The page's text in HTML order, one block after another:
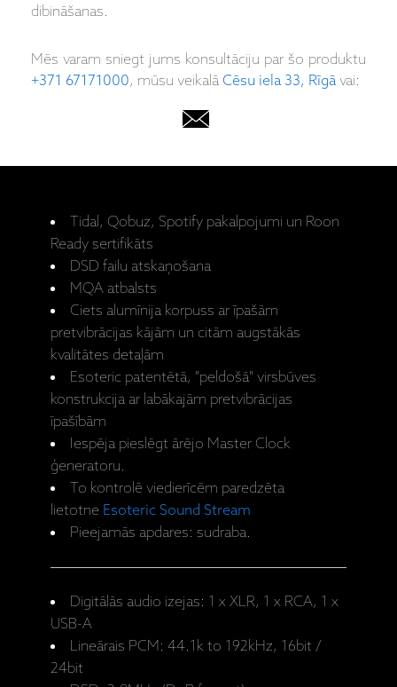
dibināšanas.
Mēs varam sniegt jums konsultāciju par šo produktu
+371 67171000, mūsu veikalāCēsu iela 33, Rīgāvai:
Tidal, Qobuz, Spotify pakalpojumi un Roon
Ready sertifikāts
DSD failu atskaņošana
MQA atbalsts
Ciets alumīnija korpuss ar īpašām
pretvibrācijas kājām un citām augstākās
kvalitātes detaļām
Esoteric patentētā, "peldošā" virsbūves
konstrukcija ar labākajām pretvibrācijas
īpašībām
Iespēja pieslēgt ārējo Master Clock
ģeneratoru.
To kontrolē viedierīcēm paredzēta
lietotne Esoteric Sound Stream
Pieejamās apdares: sudraba.
Digitālās audio izejas: 1 x XLR, 1 x RCA, 1 x
USB-A
Lineārais PCM: 44.1k to 192kHz, 16bit /
24bit